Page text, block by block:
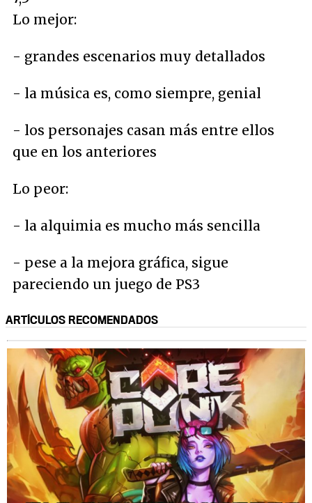
Lo mejor:
- grandes escenarios muy detallados
- la música es, como siempre, genial
- los personajes casan más entre ellos
que en los anteriores
Lo peor:
- la alquimia es mucho más sencilla
- pese a la mejora gráfica, sigue
pareciendo un juego de PS3
ARTÍCULOS RECOMENDADOS